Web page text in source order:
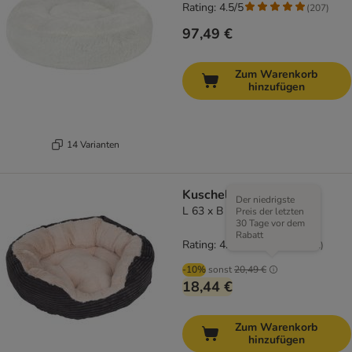
14 Varianten
97,49 €
Rating: 4.5/5 (207)
Zum Warenkorb
hinzufügen
Kuschelbett Cozy Cord
L 63 x B 53 x H 15 cm
-10% sonst20,49 €
Der niedrigste
Preis der letzten
30 Tage vor dem
Rabatt
18,44 €
Rating: 4.4/5 52)
Zum Warenkorb
hinzufügen